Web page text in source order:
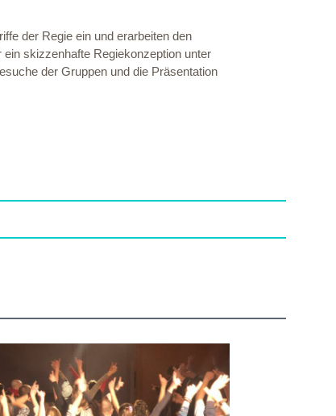
der Regie ein und erarbeiten den
skizzenhafte Regiekonzeption unter
der Gruppen und die Präsentation